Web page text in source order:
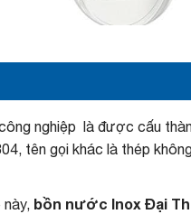
nghiệp là được cấu
tên gọi khác là thép
bồn nước Inox Đại